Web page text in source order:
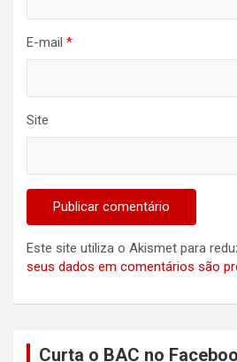
E-mail *
Site
Este site utiliza o Akismet para
seus dados em comentários são
Curta o BAC no